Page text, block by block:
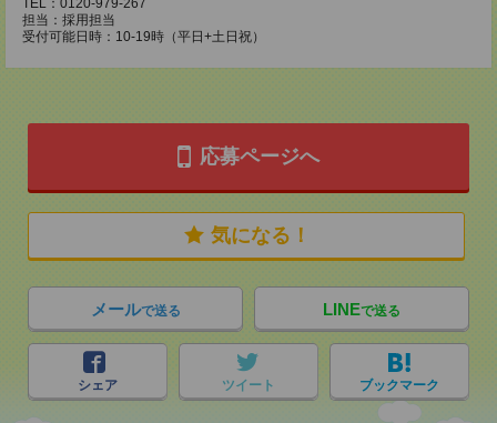
TEL：0120-979-267
担当：採用担当
受付可能日時：10-19時（平日+土日祝）
応募ページへ
気になる！
メールで送る LINEで送る
シェア ツイート ブックマーク